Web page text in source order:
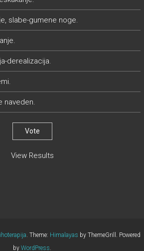
slabe-gumene noge.
derealizacija.
naveden.
View Results
. Theme: Himalayas by ThemeGrill. Powered
byWordPress.